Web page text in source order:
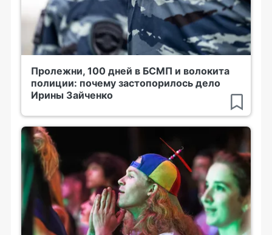
Пролежни, 100 дней в БСМП и волокита
полиции: почему застопорилось дело
Ирины Зайченко